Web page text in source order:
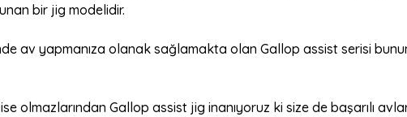
bir jig modelidir.
av yapmanıza olanak sağlamakta olan Gallop assist serisi
olmazlarından Gallop assist jig inanıyoruz ki size de başarılı